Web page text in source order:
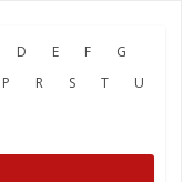
D E F
G
P R S T
U